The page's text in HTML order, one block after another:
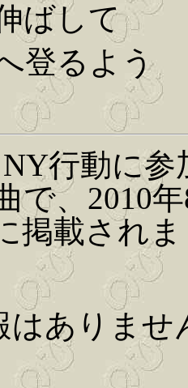
ばして
登るよう
行動に
で、2010
掲載され
はありませ